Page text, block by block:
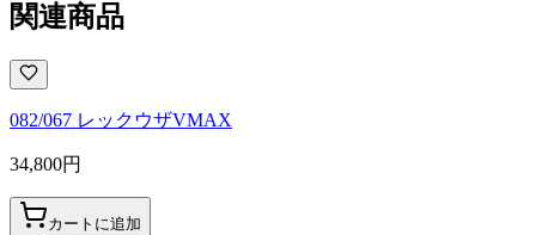
関連商品
082/067 レックウザVMAX
34,800円
カートに追加